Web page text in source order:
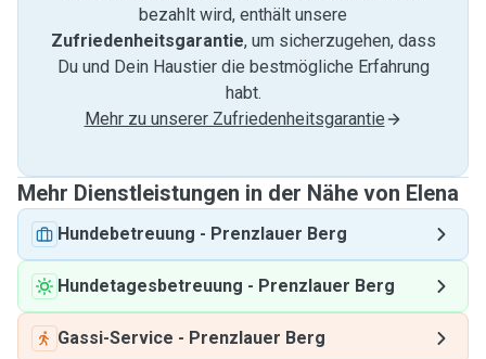
bezahlt wird, enthält unsere
Zufriedenheitsgarantie, um sicherzugehen, dass
Du und Dein Haustier die bestmögliche Erfahrung
habt.
Mehr zu unserer Zufriedenheitsgarantie
Mehr Dienstleistungen in der Nähe von Elena
Hundebetreuung - Prenzlauer Berg
Hundetagesbetreuung - Prenzlauer Berg
Gassi-Service - Prenzlauer Berg